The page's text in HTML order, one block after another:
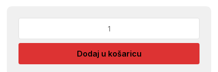
PISMO
MODELA
Dodaj u košaricu